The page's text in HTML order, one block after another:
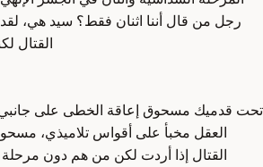
رجل من قال أننا اثنان فقط؟ سيد هي،
القتال
تحت قدميك مسحوق إعاقة الخطى على
العقل مخبأ على أقواس تلاميذي،
القتال إذا أردت لكن من هم دون مرحلة